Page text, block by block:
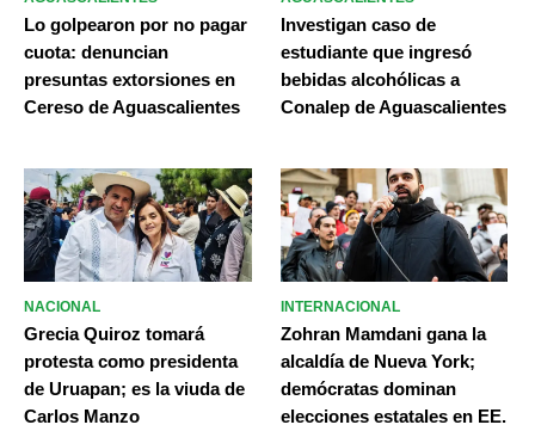
Lo golpearon por no pagar
cuota: denuncian
presuntas extorsiones en
Cereso de Aguascalientes
Investigan caso de
estudiante que ingresó
bebidas alcohólicas a
Conalep de Aguascalientes
NACIONAL
Grecia Quiroz tomará
protesta como presidenta
de Uruapan; es la viuda de
Carlos Manzo
INTERNACIONAL
Zohran Mamdani gana la
alcaldía de Nueva York;
demócratas dominan
elecciones estatales en EE.